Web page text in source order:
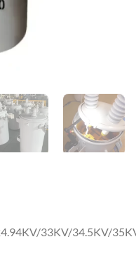
33KV/34.5KV/